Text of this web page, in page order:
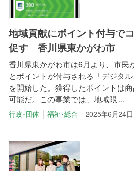
地域貢献にポイント付与で
促す 香川県東かがわ市
香川県東かがわ市は6月より、市民
とポイントが付与される「デジタル
を開始した。獲得したポイントは
可能だ。この事業では、地域限 ...
行政･団体│ 福祉･総合 2025年6月24日